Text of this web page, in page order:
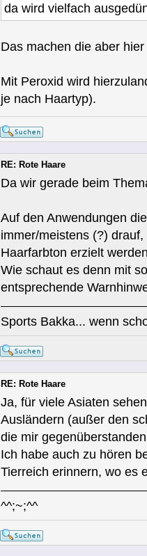
da wird vielfach
Das machen die aber
Mit Peroxid wird
je nach Haartyp).
RE: Rote Haare
Da wir gerade beim
Auf den Anwendungen
immer/meistens (?)
Haarfarbton erzielt
Wie schaut es denn mit
entsprechende
Sports Bakka... wenn
RE: Rote Haare
Ja, für viele Asiaten
Ausländern (außer den
die mir
Ich habe auch zu hören
Tierreich erinnern, wo es
^^;~;^^